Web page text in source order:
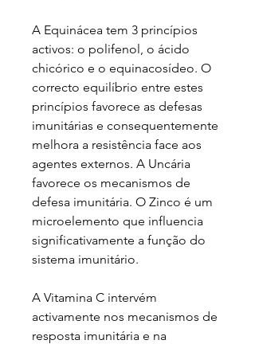
A Equinácea tem 3 princípios
activos: o polifenol, o ácido
chicórico e o equinacosídeo. O
correcto equilíbrio entre estes
princípios favorece as defesas
imunitárias e consequentemente
melhora a resistência face aos
agentes externos. A Uncária
favorece os mecanismos de
defesa imunitária. O Zinco é um
microelemento que influencia
significativamente a função do
sistema imunitário.
A Vitamina C intervém
activamente nos mecanismos de
resposta imunitária e na